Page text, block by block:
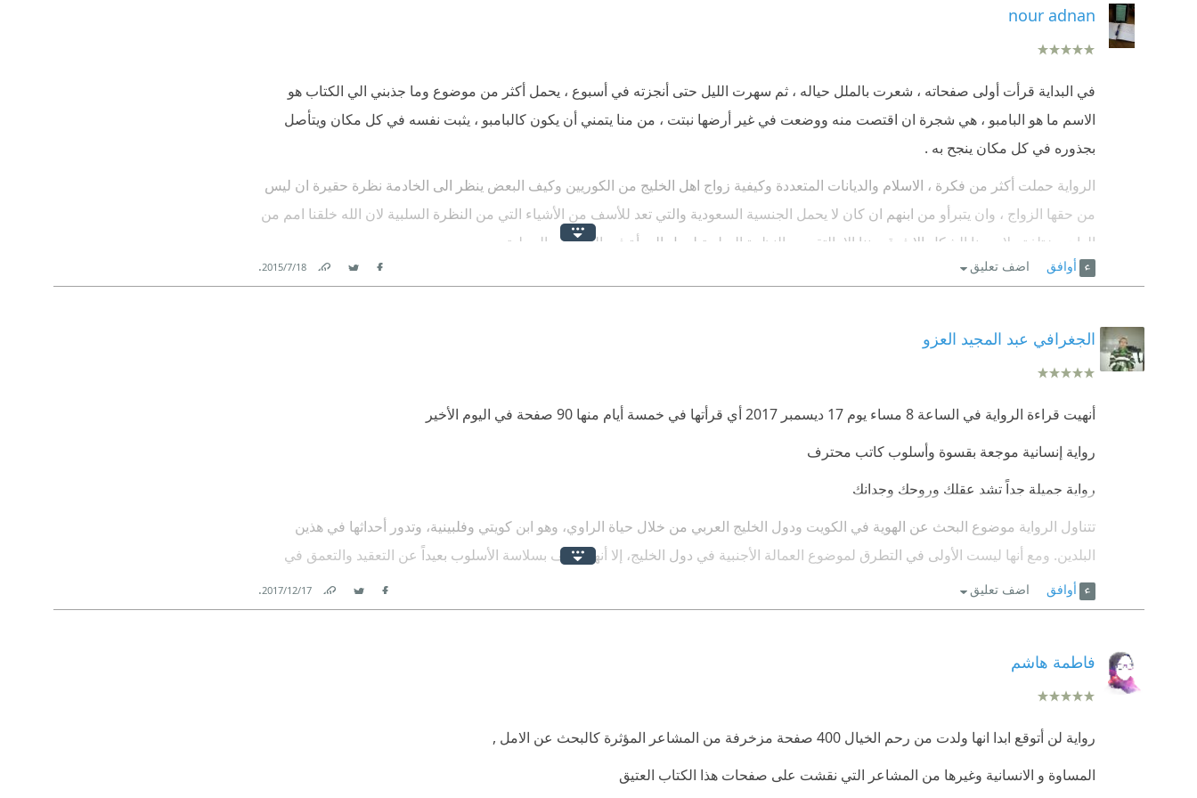
nour adnan
في البداية قرأت أولى صفحاته ، شعرت بالملل حياله ، ثم سهرت الليل حتى أنجزته في أسبوع ، يحمل أكثر من موضوع وما جذبني الي الكتاب هو
الاسم ما هو البامبو ، هي شجرة ان اقتصت منه ووضعت في غير أرضها نبتت ، من منا يتمني أن يكون كالبامبو ، يثبت نفسه في كل مكان ويتأصل
بجذوره في كل مكان ينجح به .
الرواية حملت أكثر من فكرة ، الاسلام والديانات المتعددة وكيفية زواج اهل الخليج من الكوريين وكيف البعض ينظر الى الخادمة نظرة حقيرة ان ليس
من حقها الزواج ، وان يتبرأو من ابنهم ان كان لا يحمل الجنسية السعودية والتي تعد للأسف من الأشياء التي من النظرة السلبية لان الله خلقنا امم من
الوان مختلفة ولا يعيبنا الشكل الا فرق بيننا الا بالتقوى ، النظرة السلبية لعمل المرأة في المجالس المحلية .
صراحة رواية قيمة جداً جداً
Facebook
Twitter
Link
18‏/7‏/2015
. أوافق اضف تعليق
الجغرافي عبد المجيد العزو
أنهيت قراءة الرواية في الساعة 8 مساء يوم 17 ديسمبر 2017 أي قرأتها في خمسة أيام منها 90 صفحة في اليوم الأخير
رواية إنسانية موجعة بقسوة وأسلوب كاتب محترف
رواية جميلة جداً تشد عقلك وروحك وجدانك
تتناول الرواية موضوع البحث عن الهوية في الكويت ودول الخليج العربي من خلال حياة الراوي، وهو ابن كويتي وفلبينية، وتدور أحداثها في هذين
البلدين. ومع أنها ليست الأولى في التطرق لموضوع العمالة الأجنبية في دول الخليج، إلا أنها تتصف بسلاسة الأسلوب بعيداً عن التعقيد والتعمق في
التحليل. وتتجلى ازدواجية هوية البطل حتى من خلال اسمه المزدوج عيسى/خوسيه.
Facebook
Twitter
Link
17‏/12‏/2017
. أوافق اضف تعليق
فاطمة هاشم
رواية لن أتوقع ابدا انها ولدت من رحم الخيال 400 صفحة مزخرفة من المشاعر المؤثرة كالبحث عن الامل ,
المساوة و الانسانية وغيرها من المشاعر التي نقشت على صفحات هذا الكتاب العتيق